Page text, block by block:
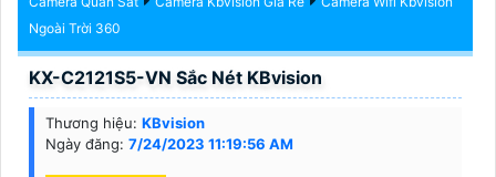
Ngoài Trời 360
KX-C2121S5-VN Sắc Nét KBvision
Thương hiệu: KBvision
Ngày đăng: 7/24/2023 11:19:56 AM